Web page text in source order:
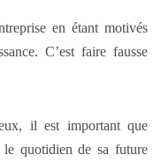
en étant motivés
C’est faire fausse
il est important que
le quotidien de sa future